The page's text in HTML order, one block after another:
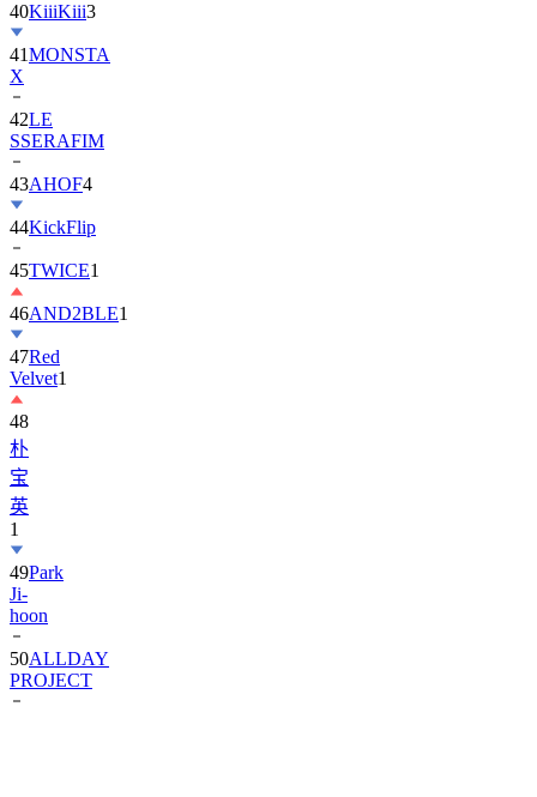
40KiiiKiii3
41MONSTA
X
42LE
SSERAFIM
43AHOF4
44KickFlip
45TWICE1
46AND2BLE1
47Red
Velvet1
48
朴
宝
英
1
49Park
Ji-
hoon
50ALLDAY
PROJECT